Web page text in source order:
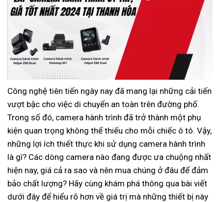
Công nghệ tiên tiến ngày nay đã mang lại những cải tiến
vượt bậc cho việc di chuyển an toàn trên đường phố.
Trong số đó, camera hành trình đã trở thành một phụ
kiện quan trọng không thể thiếu cho mỗi chiếc ô tô. Vậy,
những lợi ích thiết thực khi sử dụng camera hành trình
là gì? Các dòng camera nào đang được ưa chuộng nhất
hiện nay, giá cả ra sao và nên mua chúng ở đâu để đảm
bảo chất lượng? Hãy cùng khám phá thông qua bài viết
dưới đây để hiểu rõ hơn về giá trị mà những thiết bị này